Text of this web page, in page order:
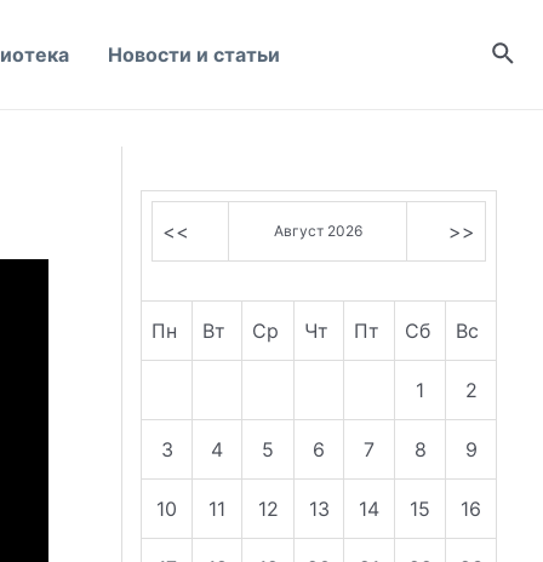
Новости и статьи
<< Август 2026 >>
Пн Вт Ср Чт Пт Сб Вс
1 2
3 4 5 6 7 8 9
10 11 12 13 14 15 16